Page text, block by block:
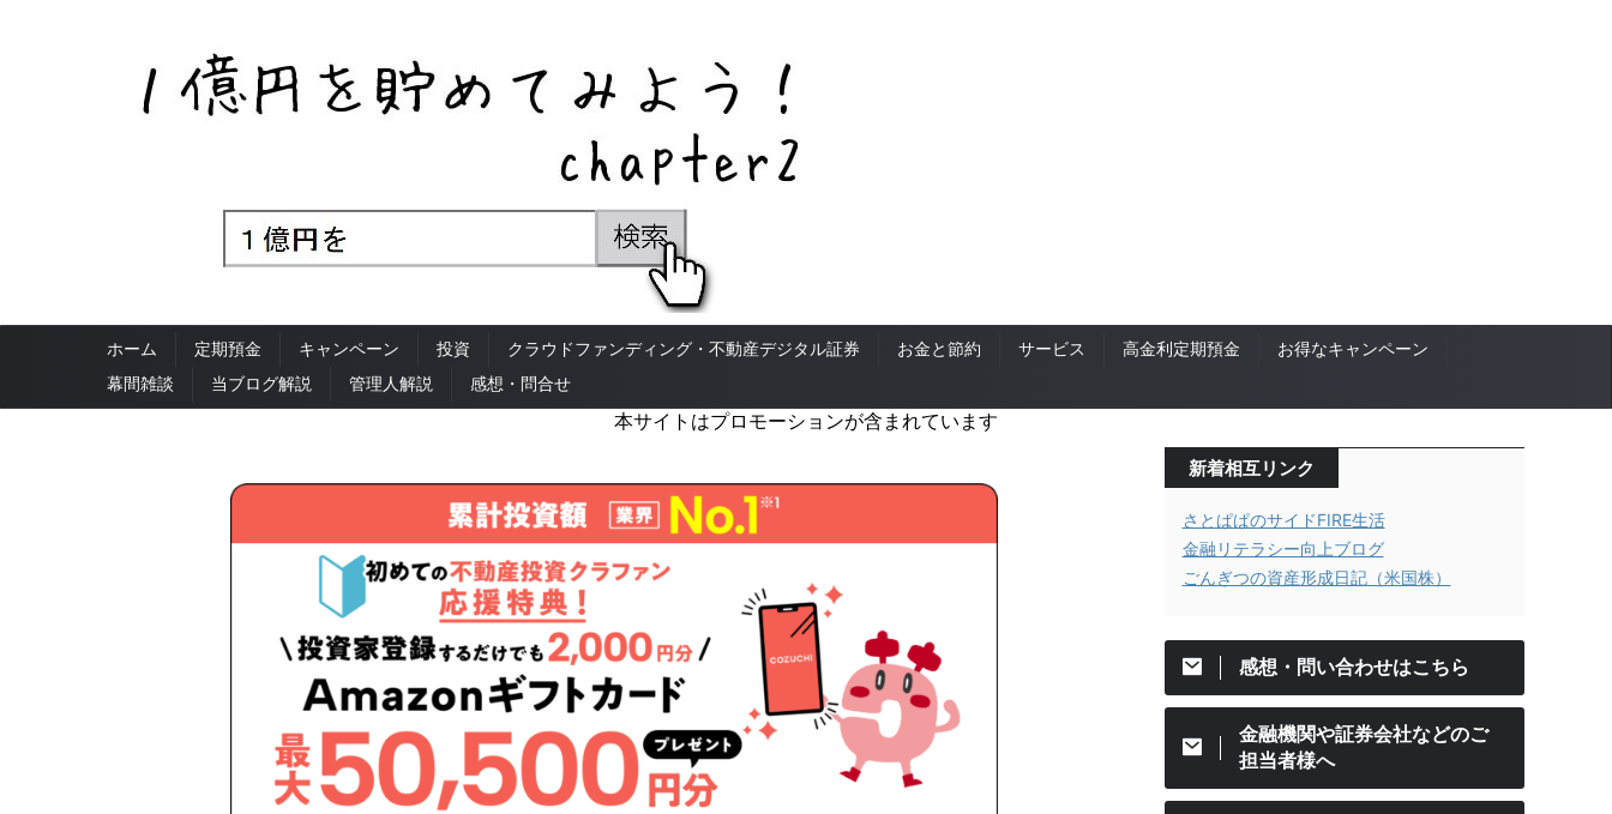
ホーム 定期預金 キャンペーン 投資 クラウドファンディング・不動産デジタル証券 お金と節約 サービス 高金利定期預金
お得なキャンペーン
幕間雑談
当ブログ解説 管理人解説 感想・問合せ
本サイトはプロモーションが含まれています
新着相互リンク
さとぱぱのサイドFIRE生活
金融リテラシー向上ブログ
ごんぎつの資産形成日記（米国株）
感想・問い合わせはこちら
金融機関や証券会社などのご
担当者様へ